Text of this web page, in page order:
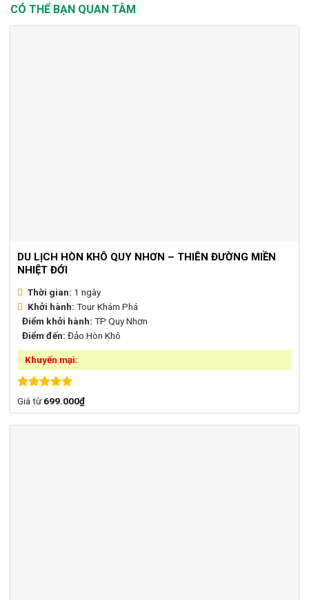
CÓ THỂ BẠN QUAN TÂM
DU LỊCH HÒN KHÔ QUY NHƠN – THIÊN ĐƯỜNG MIỀN
NHIỆT ĐỚI
Thời gian: 1 ngày
Khởi hành: Tour Khám Phá
Điểm khởi hành: TP Quy Nhơn
Điểm đến: Đảo Hòn Khô
Khuyến mại:
Được xếp
Giá từ699.000₫